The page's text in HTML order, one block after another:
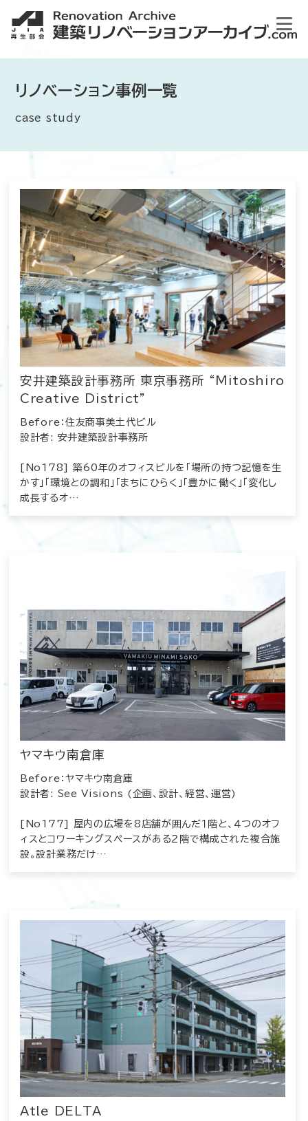
リノベーション事例一覧
case study
安井建築設計事務所 東京事務所 “Mitoshiro
Creative District”
Before：住友商事美土代ビル
設計者: 安井建築設計事務所
[No178] 築60年のオフィスビルを「場所の持つ記憶を生
かす」「環境との調和」「まちにひらく」「豊かに働く」「変化し
成長するオ…
ヤマキウ南倉庫
Before：ヤマキウ南倉庫
設計者: See Visions (企画、設計、経営、運営)
[No177] 屋内の広場を8店舗が囲んだ１階と、４つのオフ
ィスとコワーキングスペースがある２階で構成された複合施
設。設計業務だけ…
Atle DELTA